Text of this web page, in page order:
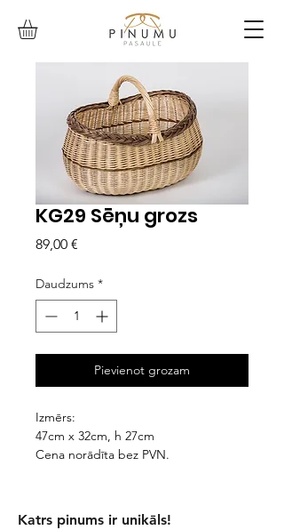
KG29 Sēņu grozs
89,00 €
Daudzums *
Pievienot grozam
Izmērs:
47cm x 32cm, h 27cm
Cena norādīta bez PVN.
Katrs pinums ir unikāls!​